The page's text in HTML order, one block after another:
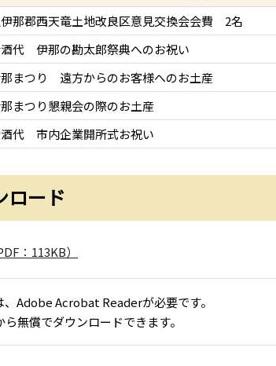
伊那郡西天竜土地改良区意見交換会会費 2名
代 伊那の勘太郎祭典へのお祝い
まつり 遠方からのお客様へのお土産
まつり懇親会の際のお土産
代 市内企業開所式お祝い
ロード
：113KB）
Adobe Acrobat Readerが必要です。
無償でダウンロードできます。